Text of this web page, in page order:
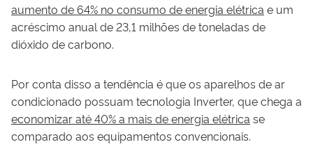
aumento de 64% no consumo de energia elétrica e um
acréscimo anual de 23,1 milhões de toneladas de
dióxido de carbono.
Por conta disso a tendência é que os aparelhos de ar
condicionado possuam tecnologia Inverter, que chega a
economizar até 40% a mais de energia elétrica se
comparado aos equipamentos convencionais.